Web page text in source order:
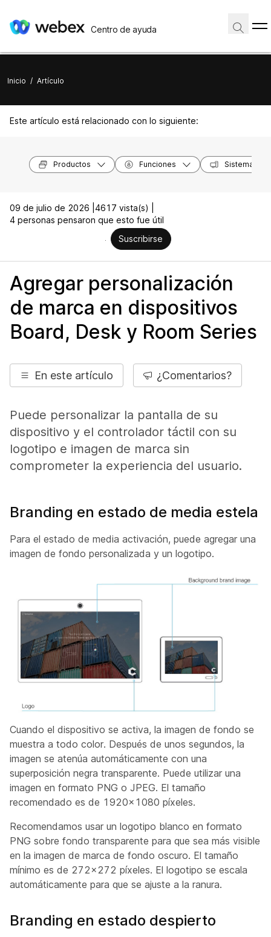
Centro de ayuda
Inicio / Artículo
Este artículo está relacionado con lo siguiente:
Productos Funciones Sistemas
09 de julio de 2026 | 4617 vista(s) |
4 personas pensaron que esto fue útil
Suscribirse
Agregar personalización
de marca en dispositivos
Board, Desk y Room Series
En este artículo ¿Comentarios?
Puede personalizar la pantalla de su
dispositivo y el controlador táctil con su
logotipo e imagen de marca sin
comprometer la experiencia del usuario.
Branding en estado de media estela
Para el estado de media activación, puede agregar una
imagen de fondo personalizada y un logotipo.
Cuando el dispositivo se activa, la imagen de fondo se
muestra a todo color. Después de unos segundos, la
imagen se atenúa automáticamente con una
superposición negra transparente. Puede utilizar una
imagen en formato PNG o JPEG. El tamaño
recomendado es de 1920x1080 píxeles.
Recomendamos usar un logotipo blanco en formato
PNG sobre fondo transparente para que sea más visible
en la imagen de marca de fondo oscuro. El tamaño
mínimo es de 272x272 píxeles. El logotipo se escala
automáticamente para que se ajuste a la ranura.
Branding en estado despierto